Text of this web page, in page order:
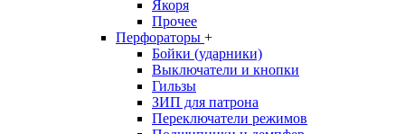
Якоря
Прочее
Перфораторы +
Бойки (ударники)
Выключатели и кнопки
Гильзы
ЗИП для патрона
Переключатели режимов